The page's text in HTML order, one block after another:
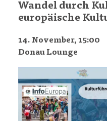
Wandel durch
europäische
14. November, 15:00
Donau Lounge